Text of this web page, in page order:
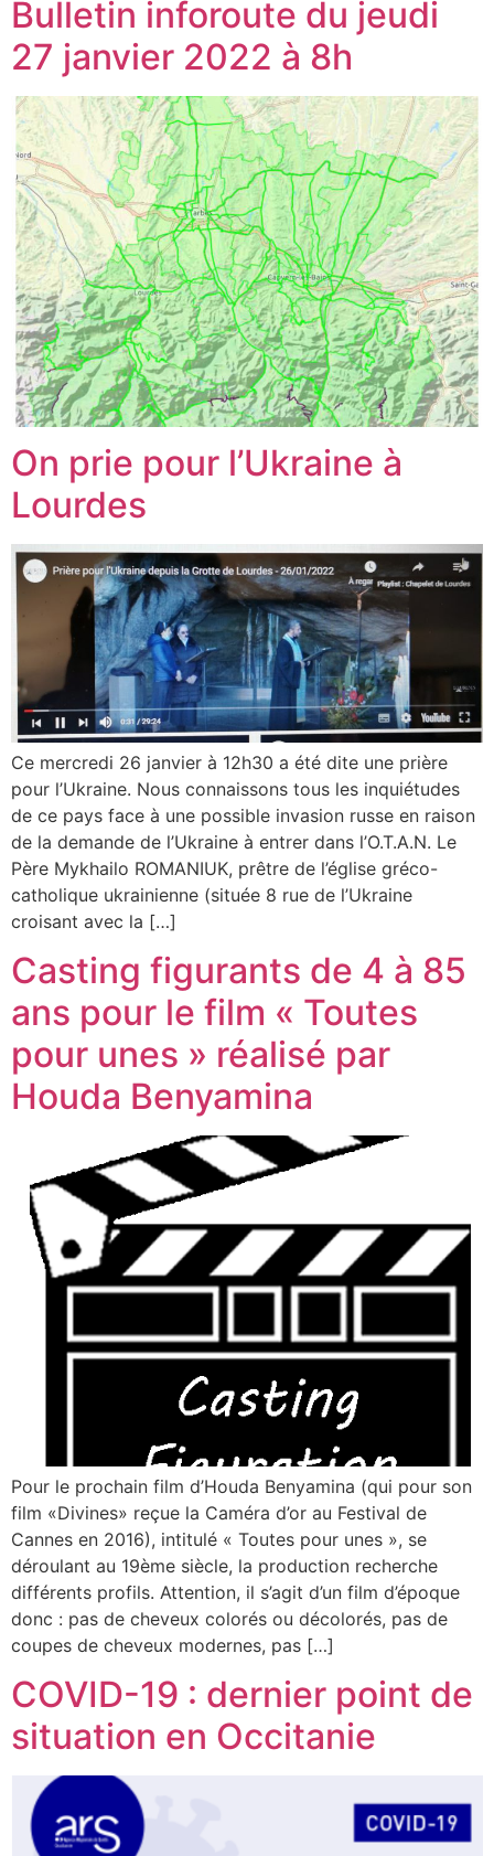
Bulletin inforoute du jeudi
27 janvier 2022 à 8h
On prie pour l’Ukraine à
Lourdes
Ce mercredi 26 janvier à 12h30 a été dite une prière
pour l’Ukraine. Nous connaissons tous les inquiétudes
de ce pays face à une possible invasion russe en raison
de la demande de l’Ukraine à entrer dans l’O.T.A.N. Le
Père Mykhailo ROMANIUK, prêtre de l’église gréco-
catholique ukrainienne (située 8 rue de l’Ukraine
croisant avec la […]
Casting figurants de 4 à 85
ans pour le film « Toutes
pour unes » réalisé par
Houda Benyamina
Pour le prochain film d’Houda Benyamina (qui pour son
film «Divines» reçue la Caméra d’or au Festival de
Cannes en 2016), intitulé « Toutes pour unes », se
déroulant au 19ème siècle, la production recherche
différents profils. Attention, il s’agit d’un film d’époque
donc : pas de cheveux colorés ou décolorés, pas de
coupes de cheveux modernes, pas […]
COVID-19 : dernier point de
situation en Occitanie